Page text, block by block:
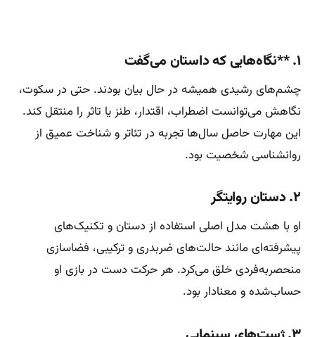
۱. **نگاه‌هایی که داستان می‌گفت
چشم‌های رشیدی همیشه در حال بیان بودند. حتی در سکوت،
نگاهش می‌توانست اضطراب، اقتدار، طنز یا تاثر را منتقل کند.
این مهارت حاصل سال‌ها تجربه در تئاتر و شناخت عمیق از
روانشناسی شخصیت بود.
۲. دستان روایتگر
او با هشت مدل اصلی استفاده از دستان و تکنیک‌های
پیشرفته‌ای مانند حالت‌های ضربدری و ترکیبی، فضاسازی
منحصربه‌فردی خلق می‌کرد. هر حرکت دست در بازی او
حساب‌شده و معنادار بود.